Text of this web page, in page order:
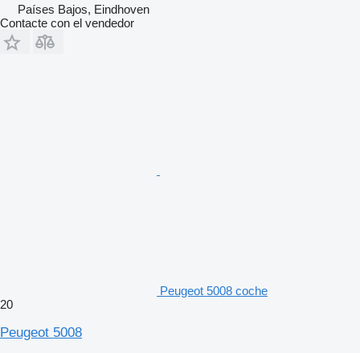
Países Bajos, Eindhoven
Contacte con el vendedor
Peugeot 5008 coche
20
Peugeot 5008